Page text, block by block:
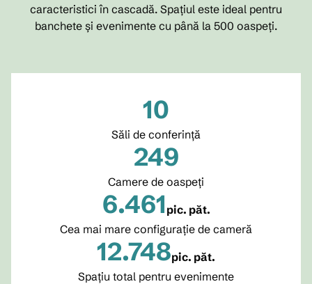
caracteristici în cascadă. Spațiul este ideal pentru
banchete și evenimente cu până la 500 oaspeți.
10
Săli de conferință
249
Camere de oaspeţi
6.461 pic. păt.
Picioare pătrate
Cea mai mare configurație de cameră
12.748pic. păt.
Picioare pătrate
Spațiu total pentru evenimente